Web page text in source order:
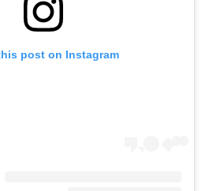
post on Instagram